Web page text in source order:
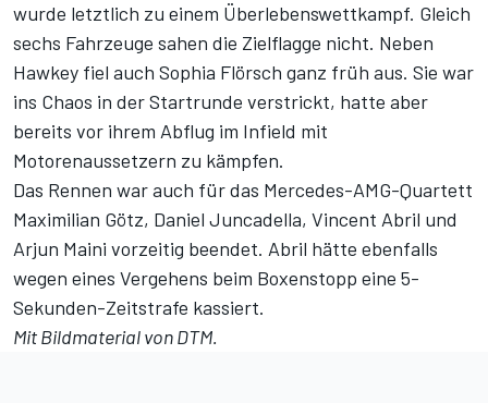
wurde letztlich zu einem Überlebenswettkampf. Gleich
sechs Fahrzeuge sahen die Zielflagge nicht. Neben
Hawkey fiel auch Sophia Flörsch ganz früh aus. Sie war
ins Chaos in der Startrunde verstrickt, hatte aber
bereits vor ihrem Abflug im Infield mit
Motorenaussetzern zu kämpfen.
Das Rennen war auch für das Mercedes-AMG-Quartett
Maximilian Götz, Daniel Juncadella, Vincent Abril und
Arjun Maini vorzeitig beendet. Abril hätte ebenfalls
wegen eines Vergehens beim Boxenstopp eine 5-
Sekunden-Zeitstrafe kassiert.
Mit Bildmaterial von DTM.